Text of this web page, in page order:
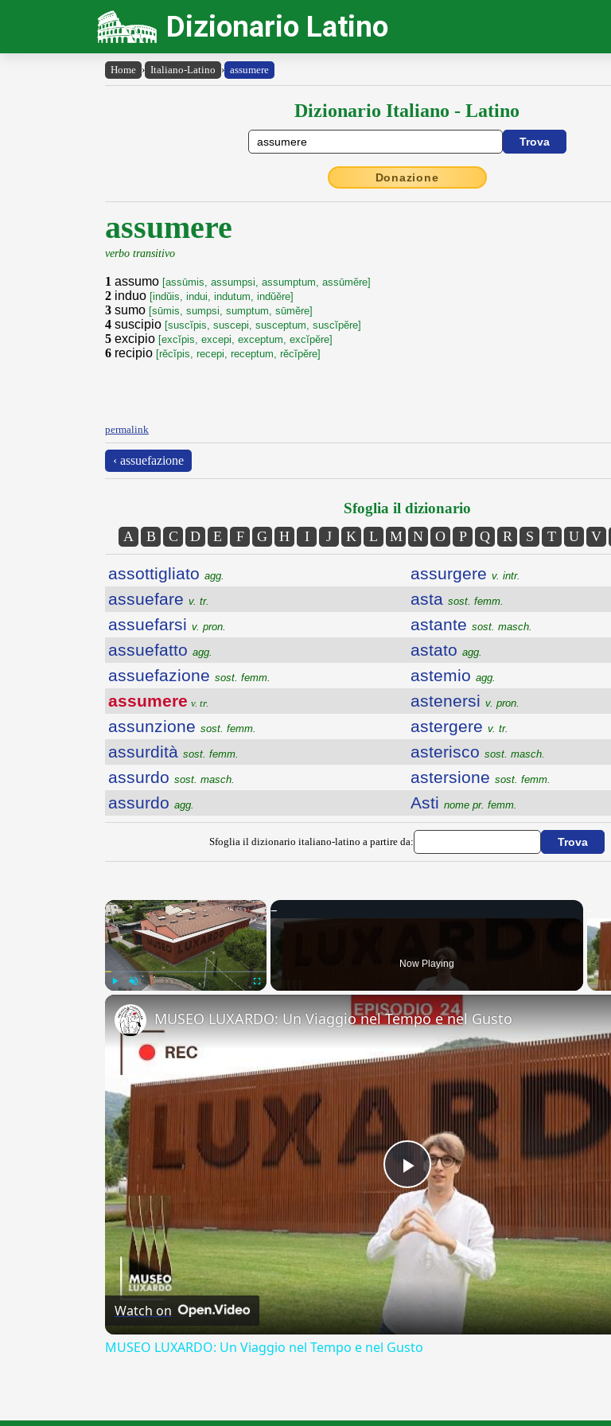
Dizionario Latino
Home › Italiano-Latino › assumere
Dizionario Italiano - Latino
Donazione
assumere
verbo transitivo
1 assumo [assūmis, assumpsi, assumptum, assūmĕre]
2 induo [indŭis, indui, indutum, indŭĕre]
3 sumo [sūmis, sumpsi, sumptum, sūmĕre]
4 suscipio [suscĭpis, suscepi, susceptum, suscĭpĕre]
5 excipio [excĭpis, excepi, exceptum, excĭpĕre]
6 recipio [rĕcĭpis, recepi, receptum, rĕcĭpĕre]
permalink
‹ assuefazione
Sfoglia il dizionario
A B C D E F G H I J K L M N O P Q R S T U V
assottigliato agg.
assuefare v. tr.
assuefarsi v. pron.
assuefatto agg.
assuefazione sost. femm.
assumere v. tr.
assunzione sost. femm.
assurdità sost. femm.
assurdo sost. masch.
assurdo agg.
assurgere v. intr.
asta sost. femm.
astante sost. masch.
astato agg.
astemio agg.
astenersi v. pron.
astergere v. tr.
asterisco sost. masch.
astersione sost. femm.
Asti nome pr. femm.
Sfoglia il dizionario italiano-latino a partire da:
×
Now Playing
Play
Video
MUSEO LUXARDO: Un Viaggio nel Tempo e nel Gusto
Watch on
MUSEO LUXARDO: Un Viaggio nel Tempo e nel Gusto